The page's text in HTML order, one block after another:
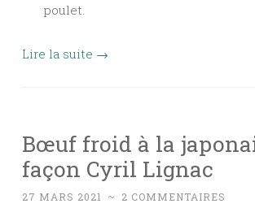
poulet.
Lire la suite →
Bœuf froid à la
façon Cyril Lignac
27 MARS 2021 ~ 2 COMMENTAIRES